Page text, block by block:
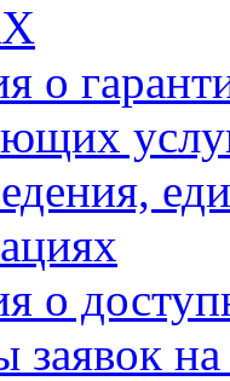
о
о
заявок